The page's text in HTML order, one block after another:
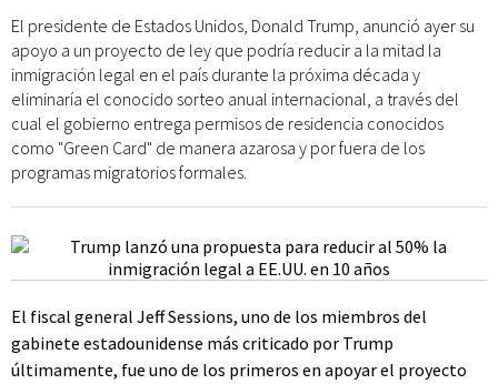
El presidente de Estados Unidos, Donald Trump, anunció ayer su
apoyo a un proyecto de ley que podría reducir a la mitad la
inmigración legal en el país durante la próxima década y
eliminaría el conocido sorteo anual internacional, a través del
cual el gobierno entrega permisos de residencia conocidos
como "Green Card" de manera azarosa y por fuera de los
programas migratorios formales.
El fiscal general Jeff Sessions, uno de los miembros del
gabinete estadounidense más criticado por Trump
últimamente, fue uno de los primeros en apoyar el proyecto